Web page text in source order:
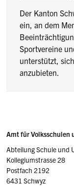
Der Kanton
ein, an dem
Sportvereine
unterstützt,
anzubieten.
Sidebar
Adresse
Amt für Volksschulen
Abteilung Schule und
Kollegiumstrasse 28
Postfach 2192
6431 Schwyz